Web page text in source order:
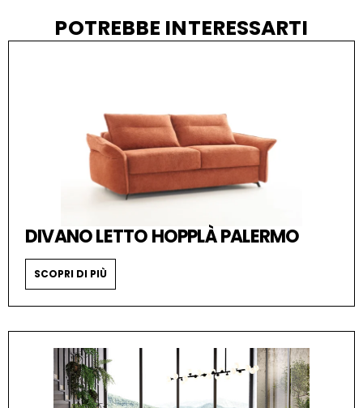
POTREBBE INTERESSARTI
DIVANO LETTO HOPPLÀ PALERMO
SCOPRI DI PIÙ